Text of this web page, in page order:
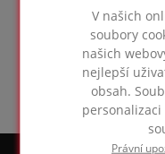
V našich
soubory
našich
nejlepší
obsah.
Právní